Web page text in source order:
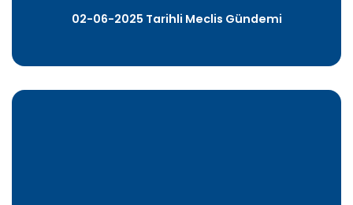
02-06-2025 Tarihli Meclis Gündemi